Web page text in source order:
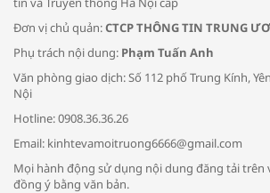
Bác sĩ tư vấn cách
đường hô hấp
Đơn vị chủ quản:CTCP THÔNG TIN TRUNG
Phụ trách nội dung: Phạm Tuấn Anh
Văn phòng giao dịch: Số 112 phố Trung Kính,
Nội
Hotline: 0908.36.36.26
Email: kinhtevamoitruong6666@gmail.com
Mọi hành động sử dụng nội dung đăng tải trên
đồng ý bằng văn bản.